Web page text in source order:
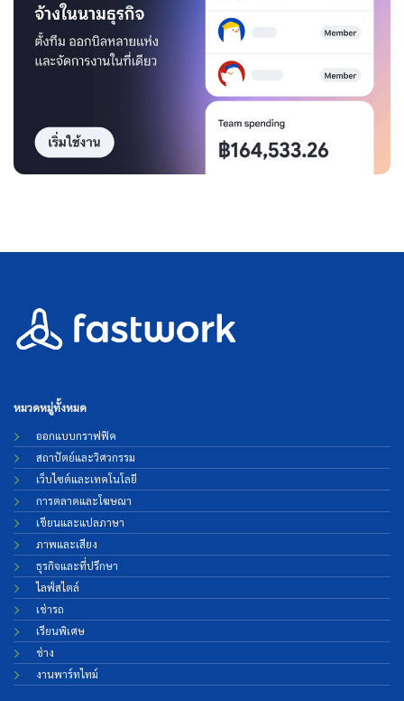
หมวดหมู่ทั้งหมด
ออกแบบกราฟฟิค
สถาปัตย์และวิศวกรรม
เว็บไซต์และเทคโนโลยี
การตลาดและโฆษณา
เขียนและแปลภาษา
ภาพและเสียง
ธุรกิจและที่ปรึกษา
ไลฟ์สไตล์
เช่ารถ
เรียนพิเศษ
ช่าง
งานพาร์ทไทม์